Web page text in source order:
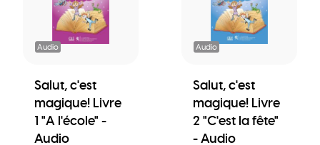
Audio
Salut, c'est
magique! Livre
1 "A l'école" -
Audio
Audio
Salut, c'est
magique! Livre
2 "C'est la fête"
- Audio